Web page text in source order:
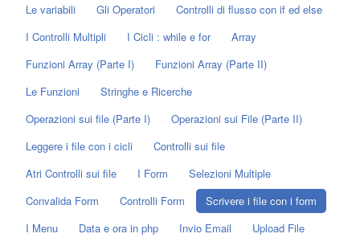
Le variabili
Gli Operatori
Controlli di flusso con if ed else
I Controlli Multipli
I Cicli : while e for
Array
Funzioni Array (Parte I)
Funzioni Array (Parte II)
Le Funzioni
Stringhe e Ricerche
Operazioni sui file (Parte I)
Operazioni sui File (Parte II)
Leggere i file con i cicli
Controlli sui file
Atri Controlli sui file
I Form
Selezioni Multiple
Convalida Form
Controlli Form
Scrivere i file con i form
I Menu
Data e ora in php Invio Email
Upload File